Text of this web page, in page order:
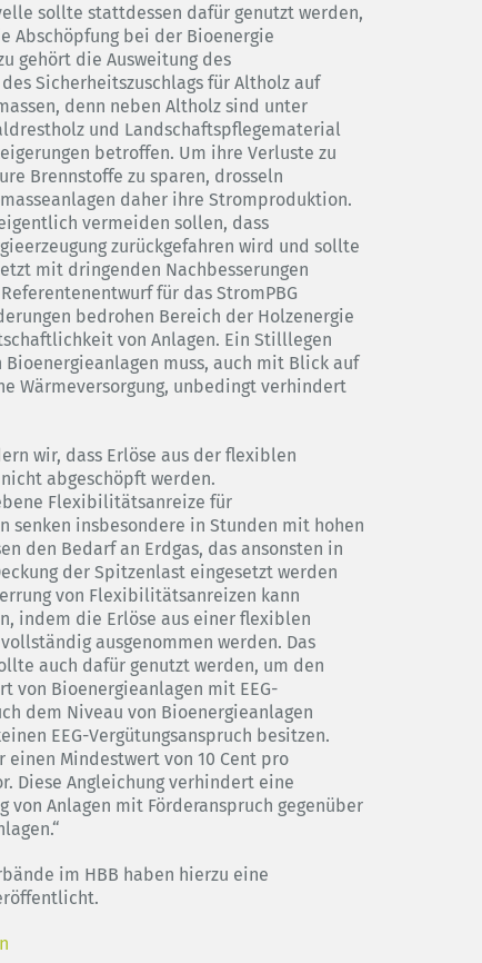
sollte stattdessen dafür genutzt werden,
Abschöpfung bei der Bioenergie
gehört die Ausweitung des
Sicherheitszuschlags für Altholz auf
denn neben Altholz sind unter
und Landschaftspflegematerial
betroffen. Um ihre Verluste zu
Brennstoffe zu sparen, drosseln
daher ihre Stromproduktion.
vermeiden sollen, dass
zurückgefahren wird und sollte
mit dringenden Nachbesserungen
für das StromPBG
bedrohen Bereich der Holzenergie
von Anlagen. Ein Stilllegen
Bioenergieanlagen muss, auch mit Blick auf
Wärmeversorgung, unbedingt verhindert
wir, dass Erlöse aus der flexiblen
abgeschöpft werden.
Flexibilitätsanreize für
senken insbesondere in Stunden mit hohen
den Bedarf an Erdgas, das ansonsten in
der Spitzenlast eingesetzt werden
von Flexibilitätsanreizen kann
indem die Erlöse aus einer flexiblen
ausgenommen werden. Das
auch dafür genutzt werden, um den
von Bioenergieanlagen mit EEG-
dem Niveau von Bioenergieanlagen
EEG-Vergütungsanspruch besitzen.
einen Mindestwert von 10 Cent pro
Diese Angleichung verhindert eine
von Anlagen mit Förderanspruch gegenüber
im HBB haben hierzu eine